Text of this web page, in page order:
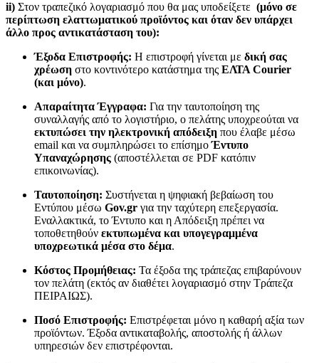
ii) Στον τραπεζικό λογαριασμό που θα μας υποδείξετε (μόνο σε
περίπτωση ελαττωματικού προϊόντος και όταν δεν υπάρχει
άλλο προς αντικατάσταση του):
Έξοδα Επιστροφής: Η επιστροφή γίνεται με δική σας
χρέωση στο κοντινότερο κατάστημα της ΕΛΤΑ Courier
(και μόνο).
Απαραίτητα Έγγραφα: Για την ταυτοποίηση της
συναλλαγής από το λογιστήριο, ο πελάτης υποχρεούται να
εκτυπώσει την ηλεκτρονική απόδειξη που έλαβε μέσω
email και να συμπληρώσει το επίσημοΈντυπο
Υπαναχώρησης (αποστέλλεται σε PDF κατόπιν
επικοινωνίας).
Ταυτοποίηση: Συστήνεται η ψηφιακή βεβαίωση του
Εντύπου μέσω Gov.gr για την ταχύτερη επεξεργασία.
Εναλλακτικά, το Έντυπο και η Απόδειξη πρέπει να
τοποθετηθούν εκτυπωμένα και υπογεγραμμένα
υποχρεωτικά μέσα στο δέμα.
Κόστος Προμήθειας: Τα έξοδα της τράπεζας επιβαρύνουν
τον πελάτη (εκτός αν διαθέτει λογαριασμό στην Τράπεζα
ΠΕΙΡΑΙΩΣ).
Ποσό Επιστροφής: Επιστρέφεται μόνο η καθαρή αξία των
προϊόντων. Έξοδα αντικαταβολής, αποστολής ή άλλων
υπηρεσιών δεν επιστρέφονται.